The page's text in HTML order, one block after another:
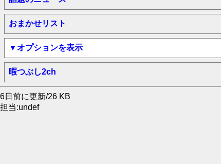
おまかせリスト
▼オプションを表示
暇つぶし2ch
6日前に更新/26 KB
担当:undef